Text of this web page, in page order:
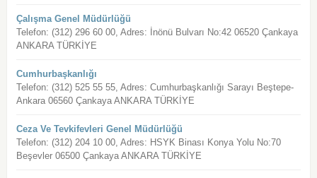
Çalışma Genel Müdürlüğü
Telefon: (312) 296 60 00, Adres: İnönü Bulvarı No:42 06520 Çankaya
ANKARA TÜRKİYE
Cumhurbaşkanlığı
Telefon: (312) 525 55 55, Adres: Cumhurbaşkanlığı Sarayı Beştepe-
Ankara 06560 Çankaya ANKARA TÜRKİYE
Ceza Ve Tevkifevleri Genel Müdürlüğü
Telefon: (312) 204 10 00, Adres: HSYK Binası Konya Yolu No:70
Beşevler 06500 Çankaya ANKARA TÜRKİYE